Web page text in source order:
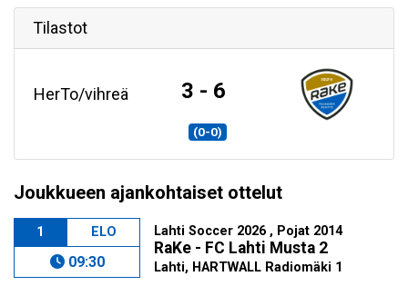
Tilastot
HerTo/vihreä 3 - 6
(0-0)
Joukkueen ajankohtaiset ottelut
1 ELO
09:30
Lahti Soccer 2026 , Pojat 2014
RaKe - FC Lahti Musta 2
Lahti, HARTWALL Radiomäki 1